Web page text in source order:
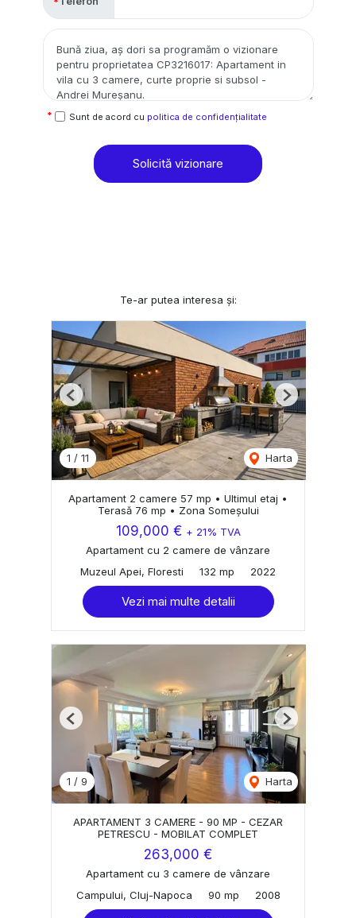
Sunt de acord cu politica de confidențialitate
Solicită vizionare
Te-ar putea interesa și:
1 / 11 Harta
Previous Next
Apartament 2 camere 57 mp • Ultimul etaj •
Terasă 76 mp • Zona Someșului
109,000 € + 21% TVA
Apartament cu 2 camere de vânzare
Muzeul Apei, Floresti
132 mp 2022
Vezi mai multe detalii
1 / 9 Harta
Previous Next
APARTAMENT 3 CAMERE - 90 MP - CEZAR
PETRESCU - MOBILAT COMPLET
263,000 €
Apartament cu 3 camere de vânzare
Campului, Cluj-Napoca
90 mp 2008